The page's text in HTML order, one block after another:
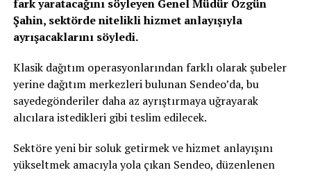
fark yaratacağını söyleyen Genel Müdür Özgün
Şahin, sektörde nitelikli hizmet anlayışıyla
ayrışacaklarını söyledi.
Klasik dağıtım operasyonlarından farklı olarak şubeler
yerine dağıtım merkezleri bulunan Sendeo’da, bu
sayedegönderiler daha az ayrıştırmaya uğrayarak
alıcılara istedikleri gibi teslim edilecek.
Sektöre yeni bir soluk getirmek ve hizmet anlayışını
yükseltmek amacıyla yola çıkan Sendeo, düzenlenen